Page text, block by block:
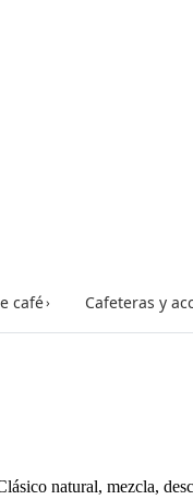
café› Cafeteras y
natural, mezcla,